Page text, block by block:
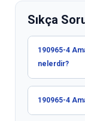
Sıkça
190965-4
nelerdir?
190965-4